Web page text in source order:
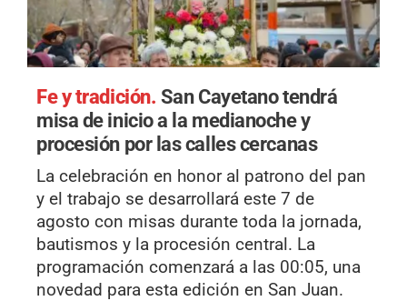
Fe y tradición. San Cayetano tendrá
misa de inicio a la medianoche y
procesión por las calles cercanas
La celebración en honor al patrono del pan
y el trabajo se desarrollará este 7 de
agosto con misas durante toda la jornada,
bautismos y la procesión central. La
programación comenzará a las 00:05, una
novedad para esta edición en San Juan.